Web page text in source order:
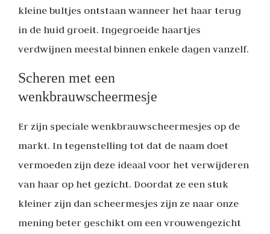
kleine bultjes ontstaan wanneer het haar terug
in de huid groeit. Ingegroeide haartjes
verdwijnen meestal binnen enkele dagen vanzelf.
Scheren met een
wenkbrauwscheermesje
Er zijn speciale wenkbrauwscheermesjes op de
markt. In tegenstelling tot dat de naam doet
vermoeden zijn deze ideaal voor het verwijderen
van haar op het gezicht. Doordat ze een stuk
kleiner zijn dan scheermesjes zijn ze naar onze
mening beter geschikt om een vrouwengezicht